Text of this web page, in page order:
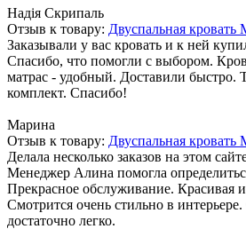
Надія Скрипаль
Отзыв к товару: Двуспальная кровать
Заказывали у вас кровать и к ней
Спасибо, что помогли с выбором.
матрас - удобный. Доставили быстро.
комплект. Спасибо!
Марина
Отзыв к товару: Двуспальная кровать
Делала несколько заказов на этом
Менеджер Алина помогла
Прекрасное обслуживание. Красивая и
Смотрится очень стильно в
достаточно легко.